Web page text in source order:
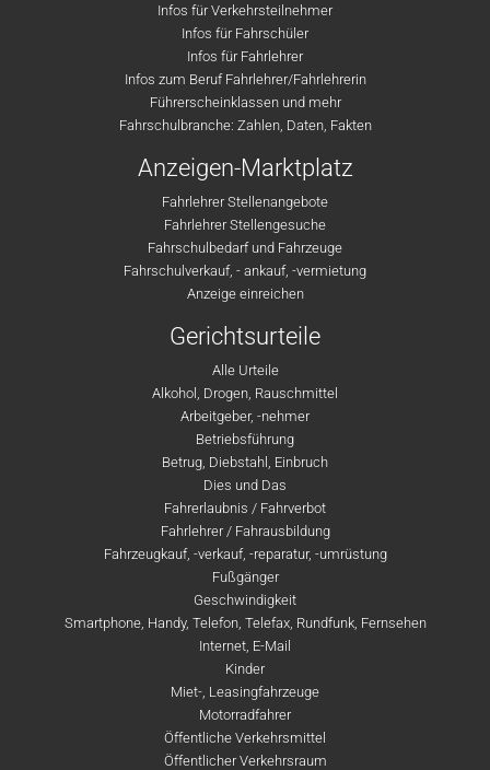
Infos für Verkehrsteilnehmer
Infos für Fahrschüler
Infos für Fahrlehrer
Infos zum Beruf Fahrlehrer/Fahrlehrerin
Führerscheinklassen und mehr
Fahrschulbranche: Zahlen, Daten, Fakten
Anzeigen-Marktplatz
Fahrlehrer Stellenangebote
Fahrlehrer Stellengesuche
Fahrschulbedarf und Fahrzeuge
Fahrschulverkauf, - ankauf, -vermietung
Anzeige einreichen
Gerichtsurteile
Alle Urteile
Alkohol, Drogen, Rauschmittel
Arbeitgeber, -nehmer
Betriebsführung
Betrug, Diebstahl, Einbruch
Dies und Das
Fahrerlaubnis / Fahrverbot
Fahrlehrer / Fahrausbildung
Fahrzeugkauf, -verkauf, -reparatur, -umrüstung
Fußgänger
Geschwindigkeit
Smartphone, Handy, Telefon, Telefax, Rundfunk, Fernsehen
Internet, E-Mail
Kinder
Miet-, Leasingfahrzeuge
Motorradfahrer
Öffentliche Verkehrsmittel
Öffentlicher Verkehrsraum